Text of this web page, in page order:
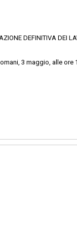
DEFINITIVA DEI
3 maggio, alle ore